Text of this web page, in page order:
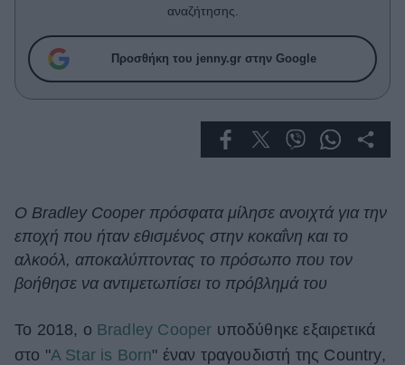
Ask the Guru
Success Stories
Deco
Cooking
Green
αναζήτησης.
Προσθήκη του jenny.gr στην Google
Ο Bradley Cooper πρόσφατα μίλησε ανοιχτά για την
εποχή που ήταν εθισμένος στην κοκαΐνη και το
αλκοόλ, αποκαλύπτοντας το πρόσωπο που τον
βοήθησε να αντιμετωπίσει το πρόβλημά του
Το 2018, ο Bradley Cooper υποδύθηκε εξαιρετικά
στο "Α Star is Born" έναν τραγουδιστή της Country,